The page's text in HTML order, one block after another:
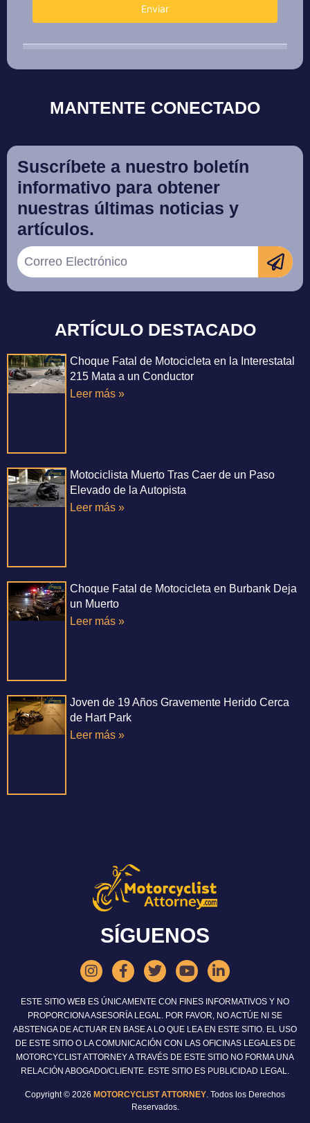
MANTENTE CONECTADO
Suscríbete a nuestro boletín
informativo para obtener
nuestras últimas noticias y
artículos.
ARTÍCULO DESTACADO
Choque Fatal de Motocicleta en la Interestatal
215 Mata a un Conductor
Leer más »
Motociclista Muerto Tras Caer de un Paso
Elevado de la Autopista
Leer más »
Choque Fatal de Motocicleta en Burbank Deja
un Muerto
Leer más »
Joven de 19 Años Gravemente Herido Cerca
de Hart Park
Leer más »
SÍGUENOS
ESTE SITIO WEB ES ÚNICAMENTE CON FINES INFORMATIVOS Y NO
PROPORCIONA ASESORÍA LEGAL. POR FAVOR, NO ACTÚE NI SE
ABSTENGA DE ACTUAR EN BASE A LO QUE LEA EN ESTE SITIO. EL USO
DE ESTE SITIO O LA COMUNICACIÓN CON LAS OFICINAS LEGALES DE
MOTORCYCLIST ATTORNEY A TRAVÉS DE ESTE SITIO NO FORMA UNA
RELACIÓN ABOGADO/CLIENTE. ESTE SITIO ES PUBLICIDAD LEGAL.
Copyright © 2026 MOTORCYCLIST ATTORNEY. Todos los Derechos
Reservados.